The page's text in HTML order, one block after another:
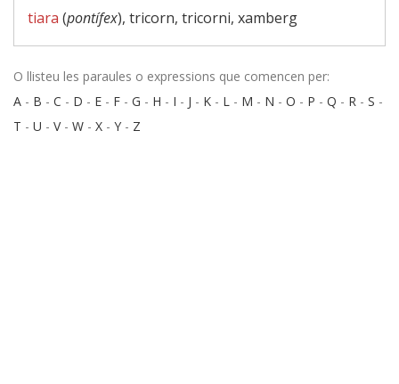
tiara (pontífex), tricorn, tricorni, xamberg
O llisteu les paraules o expressions que comencen per:
A - B - C - D - E - F - G - H - I - J - K - L - M - N - O - P - Q - R - S -
T - U - V- W - X - Y - Z